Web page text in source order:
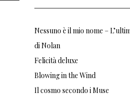
Nessuno è il mio nome –
di Nolan
Felicità deluxe
Blowing in the Wind
Il cosmo secondo i Muse